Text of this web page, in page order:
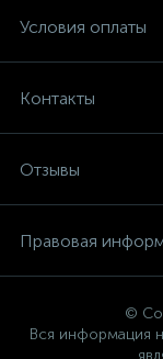
Условия оплаты
Контакты
Отзывы
Правовая
©
Вся информация